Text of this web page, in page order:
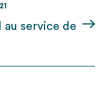
service de